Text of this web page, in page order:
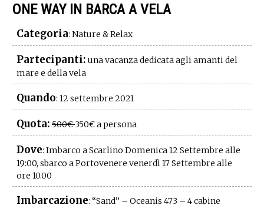
ONE WAY IN BARCA A VELA
Categoria: Nature & Relax
Partecipanti: una vacanza dedicata agli amanti del
mare e della vela
Quando: 12 settembre 2021
Quota: 500€350€ a persona
Dove: Imbarco a Scarlino Domenica 12 Settembre alle
19:00, sbarco a Portovenere venerdì 17 Settembre alle
ore 10.00
Imbarcazione: “Sand” – Oceanis 473 – 4 cabine